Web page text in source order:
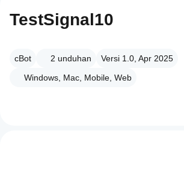
TestSignal10
cBot 2 unduhan
Versi 1.0, Apr 2025
Windows, Mac, Mobile, Web